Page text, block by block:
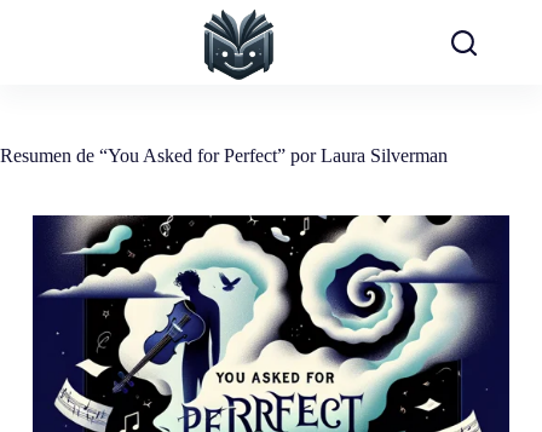
Resumen de “You Asked for Perfect” por Laura Silverman